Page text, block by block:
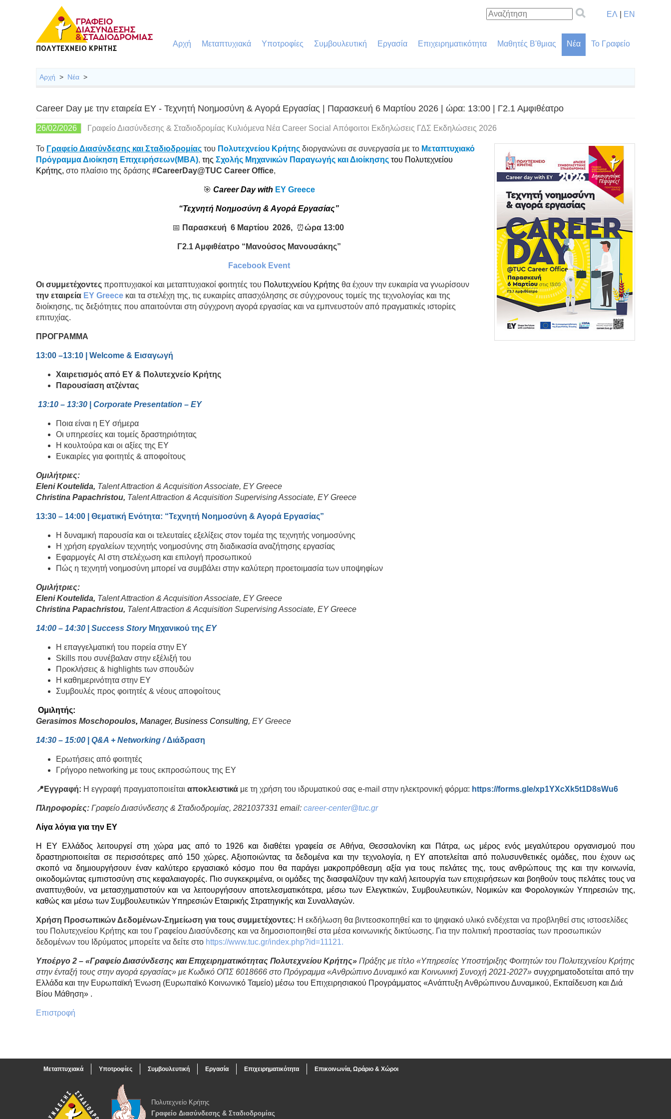
ΕΛ EN
Αρχή Μεταπτυχιακά Υποτροφίες Συμβουλευτική Εργασία Επιχειρηματικότητα Μαθητές Β'θμιας Νέα Το Γραφείο
Αρχή > Νέα >
Career Day με την εταιρεία EY - Τεχνητή Νοημοσύνη & Αγορά Εργασίας | Παρασκευή 6 Μαρτίου 2026 | ώρα: 13:00 | Γ2.1 Αμφιθέατρο
26/02/2026 Γραφείο Διασύνδεσης & Σταδιοδρομίας Κυλιόμενα Νέα Career Social Απόφοιτοι Εκδηλώσεις ΓΔΣ Εκδηλώσεις 2026
To Γραφείο Διασύνδεσης και Σταδιοδρομίας του Πολυτεχνείου Κρήτης διοργανώνει σε συνεργασία με το Μεταπτυχιακό
Πρόγραμμα Διοίκηση Επιχειρήσεων(MBA), της Σχολής Μηχανικών Παραγωγής και Διοίκησης του Πολυτεχνείου
Κρήτης, στο πλαίσιο της δράσης #CareerDay@TUC Career Office,
🎯 Career Day with EY Greece
“Τεχνητή Νοημοσύνη & Αγορά Εργασίας”
📅 Παρασκευή 6 Μαρτίου 2026, ⏰ώρα 13:00
Γ2.1 Αμφιθέατρο “Μανούσος Μανουσάκης”
Facebook Event
Οι συμμετέχοντες προπτυχιακοί και μεταπτυχιακοί φοιτητές του Πολυτεχνείου Κρήτης θα έχουν την ευκαιρία να γνωρίσουν
την εταιρεία EY Greece και τα στελέχη της, τις ευκαιρίες απασχόλησης σε σύγχρονους τομείς της τεχνολογίας και της
διοίκησης, τις δεξιότητες που απαιτούνται στη σύγχρονη αγορά εργασίας και να εμπνευστούν από πραγματικές ιστορίες
επιτυχίας.
ΠΡΟΓΡΑΜΜΑ
13:00 –13:10 | Welcome & Εισαγωγή
Χαιρετισμός από EY & Πολυτεχνείο Κρήτης
Παρουσίαση ατζέντας
13:10 – 13:30 Corporate Presentation – EY
Ποια είναι η EY σήμερα
Οι υπηρεσίες και τομείς δραστηριότητας
Η κουλτούρα και οι αξίες της EY
Ευκαιρίες για φοιτητές & αποφοίτους
Ομιλήτριες:
Eleni Koutelida, Talent Attraction & Acquisition Associate, EY Greece
Christina Papachristou, Talent Attraction & Acquisition Supervising Associate, EY Greece
13:30 – 14:00 | Θεματική Ενότητα: “Τεχνητή Νοημοσύνη & Αγορά Εργασίας”
Η δυναμική παρουσία και οι τελευταίες εξελίξεις στον τομέα της τεχνητής νοημοσύνης
Η χρήση εργαλείων τεχνητής νοημοσύνης στη διαδικασία αναζήτησης εργασίας
Εφαρμογές AI στη στελέχωση και επιλογή προσωπικού
Πώς η τεχνητή νοημοσύνη μπορεί να συμβάλει στην καλύτερη προετοιμασία των υποψηφίων
Ομιλήτριες:
Eleni Koutelida, Talent Attraction & Acquisition Associate, EY Greece
Christina Papachristou, Talent Attraction & Acquisition Supervising Associate, EY Greece
14:00 – 14:30 Success Story Μηχανικού της EY
Η επαγγελματική του πορεία στην EY
Skills που συνέβαλαν στην εξέλιξή του
Προκλήσεις & highlights των σπουδών
Η καθημερινότητα στην EY
Συμβουλές προς φοιτητές & νέους αποφοίτους
Ομιλητής:
Gerasimos Moschopoulos, Manager, Business Consulting, EY Greece
14:30 – 15:00 Q&A + Networking /Διάδραση
Ερωτήσεις από φοιτητές
Γρήγορο networking με τους εκπροσώπους της EY
📍Εγγραφή: Η εγγραφή πραγματοποιείται αποκλειστικά με τη χρήση του ιδρυματικού σας e-mail στην ηλεκτρονική φόρμα: https://forms.gle/xp1YXcXk5t1D8sWu6
Πληροφορίες: Γραφείο Διασύνδεσης & Σταδιοδρομίας, 2821037331 email: career-center@tuc.gr
Λίγα λόγια για την ΕΥ
H EY Ελλάδος λειτουργεί στη χώρα μας από το 1926 και διαθέτει γραφεία σε Αθήνα, Θεσσαλονίκη και Πάτρα, ως μέρος ενός μεγαλύτερου οργανισμού που
δραστηριοποιείται σε περισσότερες από 150 χώρες. Αξιοποιώντας τα δεδομένα και την τεχνολογία, η ΕΥ αποτελείται από πολυσυνθετικές ομάδες, που έχουν ως
σκοπό να δημιουργήσουν έναν καλύτερο εργασιακό κόσμο που θα παράγει μακροπρόθεσμη αξία για τους πελάτες της, τους ανθρώπους της και την κοινωνία,
οικοδομώντας εμπιστοσύνη στις κεφαλαιαγορές. Πιο συγκεκριμένα, οι ομάδες της διασφαλίζουν την καλή λειτουργία των επιχειρήσεων και βοηθούν τους πελάτες τους να
αναπτυχθούν, να μετασχηματιστούν και να λειτουργήσουν αποτελεσματικότερα, μέσω των Ελεγκτικών, Συμβουλευτικών, Νομικών και Φορολογικών Υπηρεσιών της,
καθώς και μέσω των Συμβουλευτικών Υπηρεσιών Εταιρικής Στρατηγικής και Συναλλαγών.
Χρήση Προσωπικών Δεδομένων-Σημείωση για τους συμμετέχοντες: Η εκδήλωση θα βιντεοσκοπηθεί και το ψηφιακό υλικό ενδέχεται να προβληθεί στις ιστοσελίδες
του Πολυτεχνείου Κρήτης και του Γραφείου Διασύνδεσης και να δημοσιοποιηθεί στα μέσα κοινωνικής δικτύωσης. Για την πολιτική προστασίας των προσωπικών
δεδομένων του Ιδρύματος μπορείτε να δείτε στο https://www.tuc.gr/index.php?id=11121.
Υποέργο 2 – «Γραφείο Διασύνδεσης και Επιχειρηματικότητας Πολυτεχνείου Κρήτης» Πράξης με τίτλο «Υπηρεσίες Υποστήριξης Φοιτητών του Πολυτεχνείου Κρήτης
στην ένταξή τους στην αγορά εργασίας» με Κωδικό ΟΠΣ 6018666 στο Πρόγραμμα «Ανθρώπινο Δυναμικό και Κοινωνική Συνοχή 2021-2027» συγχρηματοδοτείται από την
Ελλάδα και την Ευρωπαϊκή Ένωση (Ευρωπαϊκό Κοινωνικό Ταμείο) μέσω του Επιχειρησιακού Προγράμματος «Ανάπτυξη Ανθρώπινου Δυναμικού, Εκπαίδευση και Διά
Βίου Μάθηση» .
Επιστροφή
Μεταπτυχιακά Υποτροφίες Συμβουλευτική Εργασία Επιχειρηματικότητα Επικοινωνία, Ωράριο & Χώροι
Πολυτεχνείο Κρήτης
Γραφείο Διασύνδεσης & Σταδιοδρομίας